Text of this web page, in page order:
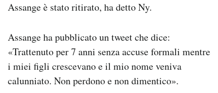
Assange è stato ritirato, ha detto Ny.
Assange ha pubblicato un tweet che dice:
«Trattenuto per 7 anni senza accuse formali mentre
i miei figli crescevano e il mio nome veniva
calunniato. Non perdono e non dimentico».